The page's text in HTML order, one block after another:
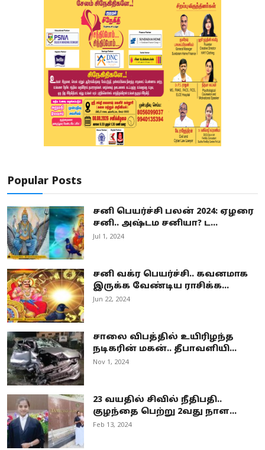
Popular Posts
சனி பெயர்ச்சி பலன் 2024: ஏழரை
சனி.. அஷ்டம சனியா? ட...
Jul 1, 2024
சனி வக்ர பெயர்ச்சி.. கவனமாக
இருக்க வேண்டிய ராசிக்க...
Jun 22, 2024
சாலை விபத்தில் உயிரிழந்த
நடிகரின் மகன்.. தீபாவளியி...
Nov 1, 2024
23 வயதில் சிவில் நீதிபதி..
குழந்தை பெற்று 2வது நாள...
Feb 13, 2024